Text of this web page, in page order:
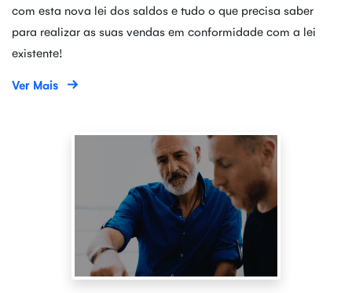
com esta nova lei dos saldos e tudo o que precisa saber
para realizar as suas vendas em conformidade com a lei
existente!
Ver Mais